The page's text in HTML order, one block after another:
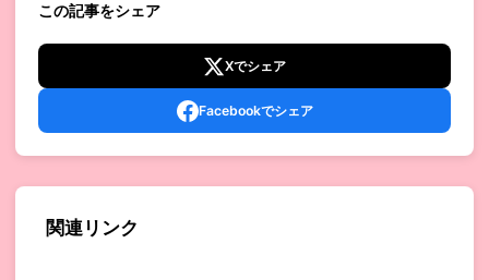
この記事をシェア
Xでシェア
Facebookでシェア
関連リンク